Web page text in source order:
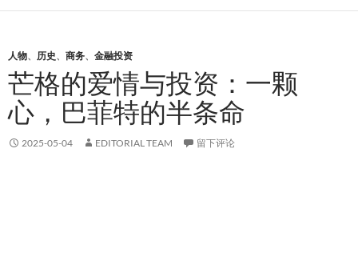
人物、 历史、 商务、 金融投资
芒格的爱情与投资：一颗
心，巴菲特的半条命
2025-05-04 EDITORIAL TEAM 留下评论